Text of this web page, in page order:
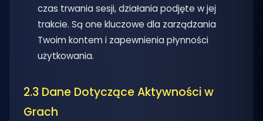
czas trwania sesji, działania podjęte w jej
trakcie. Są one kluczowe dla zarządzania
Twoim kontem i zapewnienia płynności
użytkowania.
2.3 Dane Dotyczące Aktywności w
Grach